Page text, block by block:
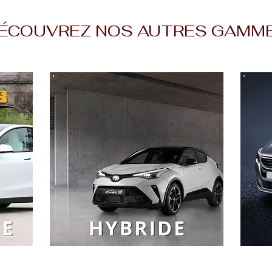
NOS AUTRES